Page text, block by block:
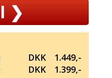
❯
DKK
1.449,-
DKK 1.399,-